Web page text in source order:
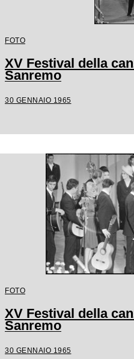
FOTO
XV Festival della
Sanremo
30 GENNAIO 1965
FOTO
XV Festival della
Sanremo
30 GENNAIO 1965